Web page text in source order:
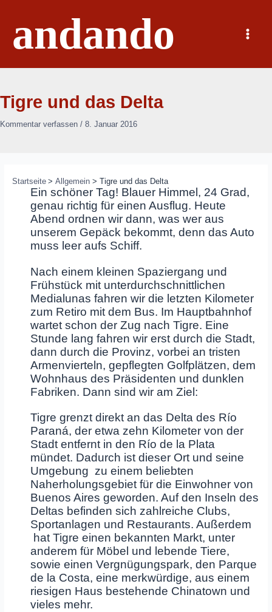
springenandando
Main
Menu
Tigre und das Delta
Kommentar verfassen / 8. Januar 2016
Startseite Allgemein Tigre und das Delta
Ein schöner Tag! Blauer Himmel, 24 Grad,
genau richtig für einen Ausflug. Heute
Abend ordnen wir dann, was wer aus
unserem Gepäck bekommt, denn das Auto
muss leer aufs Schiff.
Nach einem kleinen Spaziergang und
Frühstück mit unterdurchschnittlichen
Medialunas fahren wir die letzten Kilometer
zum Retiro mit dem Bus. Im Hauptbahnhof
wartet schon der Zug nach Tigre. Eine
Stunde lang fahren wir erst durch die Stadt,
dann durch die Provinz, vorbei an tristen
Armenvierteln, gepflegten Golfplätzen, dem
Wohnhaus des Präsidenten und dunklen
Fabriken. Dann sind wir am Ziel:
Tigre grenzt direkt an das Delta des Río
Paraná, der etwa zehn Kilometer von der
Stadt entfernt in den Río de la Plata
mündet. Dadurch ist dieser Ort und seine
Umgebung zu einem beliebten
Naherholungsgebiet für die Einwohner von
Buenos Aires geworden. Auf den Inseln des
Deltas befinden sich zahlreiche Clubs,
Sportanlagen und Restaurants. Außerdem
hat Tigre einen bekannten Markt, unter
anderem für Möbel und lebende Tiere,
sowie einen Vergnügungspark, den Parque
de la Costa, eine merkwürdige, aus einem
riesigen Haus bestehende Chinatown und
vieles mehr.